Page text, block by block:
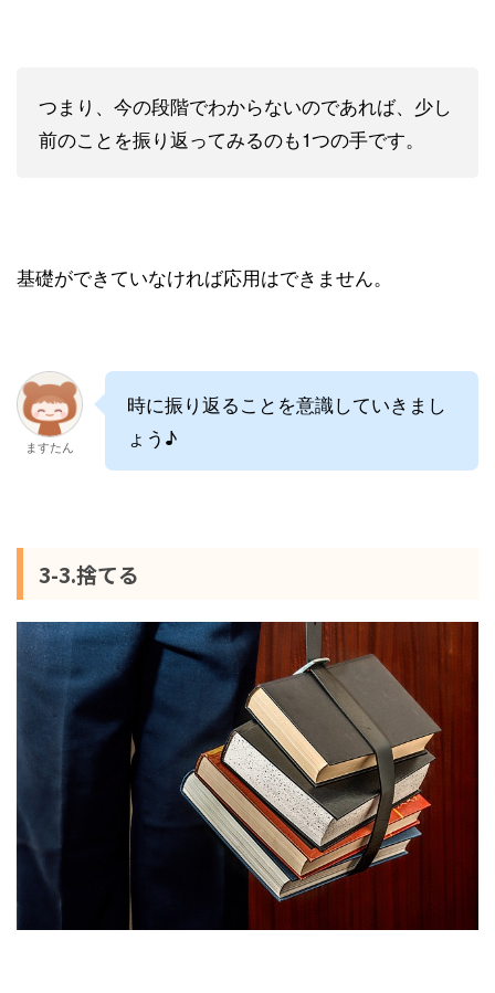
つまり、今の段階でわからないのであれば、少し
前のことを振り返ってみるのも1つの手です。
基礎ができていなければ応用はできません。
ますたん
時に振り返ることを意識していきまし
ょう♪
3-3.捨てる